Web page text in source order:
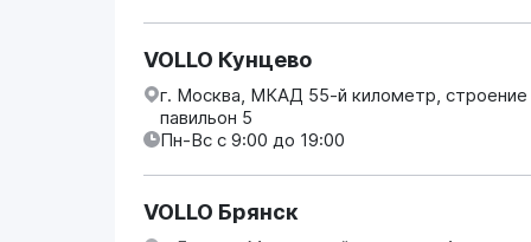
VOLLO Кунцево
г. Москва, МКАД 55-й километр, строение
павильон 5
Пн-Вс с 9:00 до 19:00
VOLLO Брянск